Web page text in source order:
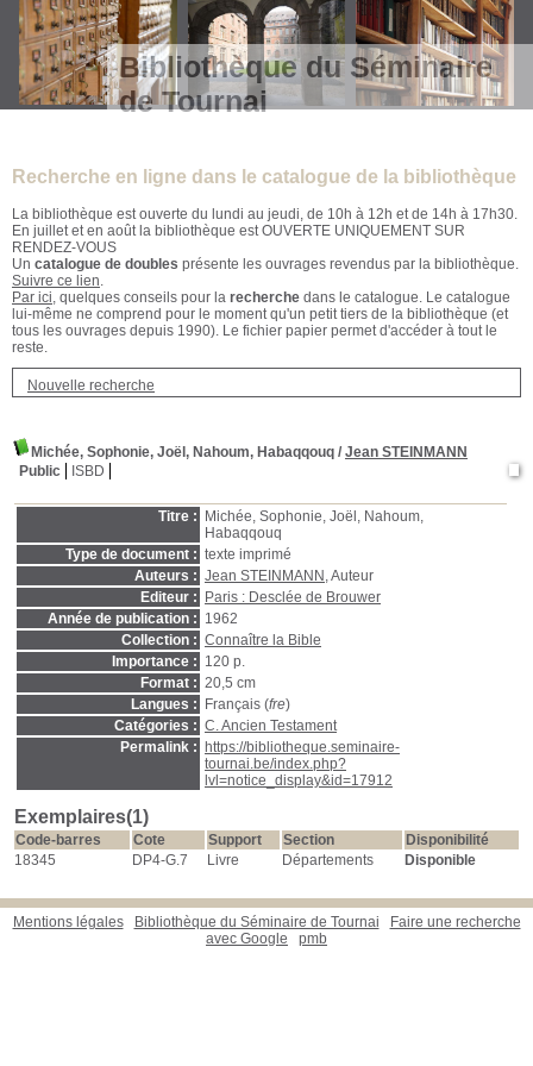
Bibliothèque du Séminaire
de Tournai
Recherche en ligne dans le catalogue de la bibliothèque
La bibliothèque est ouverte du lundi au jeudi, de 10h à 12h et de 14h à 17h30.
En juillet et en août la bibliothèque est OUVERTE UNIQUEMENT SUR
RENDEZ-VOUS
Un catalogue de doubles présente les ouvrages revendus par la bibliothèque.
Suivre ce lien.
Par ici, quelques conseils pour la recherche dans le catalogue. Le catalogue
lui-même ne comprend pour le moment qu'un petit tiers de la bibliothèque (et
tous les ouvrages depuis 1990). Le fichier papier permet d'accéder à tout le
reste.
Nouvelle recherche
Michée, Sophonie, Joël, Nahoum, Habaqqouq / Jean STEINMANN
Public
ISBD
Titre :
Michée, Sophonie, Joël, Nahoum,
Habaqqouq
Type de document : texte imprimé
Auteurs : Jean STEINMANN , Auteur
Editeur :
Paris : Desclée de Brouwer
Année de publication : 1962
Collection : Connaître la Bible
Importance : 120 p.
Format : 20,5 cm
Langues :
Français (fre)
Catégories : C. Ancien Testament
Permalink :
https://bibliotheque.seminaire-
tournai.be/index.php?
lvl=notice_display&id=17912
Exemplaires(1)
Code-barres Cote Support Section
Disponibilité
18345
DP4-G.7 Livre Départements Disponible
Mentions légales Bibliothèque du Séminaire de Tournai
Faire une recherche
avec Google
pmb